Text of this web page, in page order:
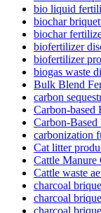
bio liquid
biochar
biochar
biofertilizer
biofertilizer
biogas waste
Bulk Blend
carbon
Carbon-based
Carbon-
carbonization
Cat litter
Cattle
Cattle waste
charcoal
charcoal